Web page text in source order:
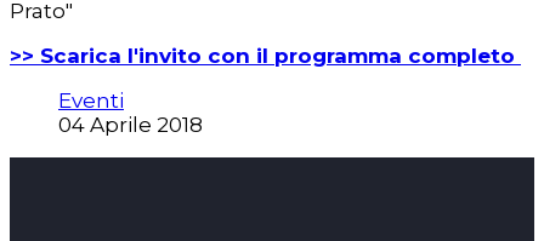
Prato"
>> Scarica l'invito con il programma completo
Eventi
04 Aprile 2018